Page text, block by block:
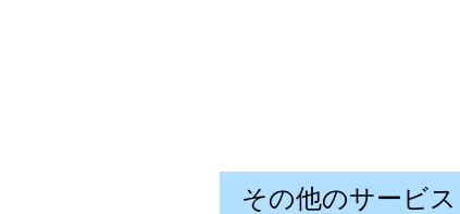
その他のサービス